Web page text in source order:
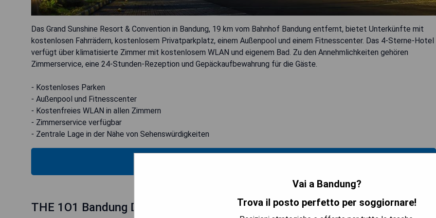
Das Grand Sunshine Resort & Convention in Bandung, 19 km vom Bahnhof Bandung entfernt, bietet Unterkünfte mit
kostenlosen Fahrrädern, kostenlosem Privatparkplatz, einem Außenpool und einem Fitnesscenter. Das 4-Sterne-Hotel
verfügt über klimatisierte Zimmer mit kostenlosem WLAN und eigenem Bad. Zu den Annehmlichkeiten gehören
Zimmerservice, eine 24-Stunden-Rezeption und Gepäckaufbewahrung für die Gäste.
- Kostenloses Parken
- Außenpool und Fitnesscenter
- Kostenfreies WLAN in allen Zimmern
- Zimmerservice verfügbar
- Zentrale Lage in der Nähe von Sehenswürdigkeiten
THE 1O1 Bandung Dago
Vai a Bandung?
Trova il posto perfetto per soggiornare!